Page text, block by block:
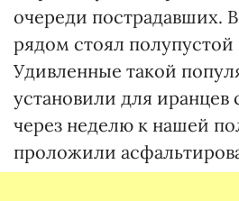
очереди пострадавших.
рядом стоял
Удивленные такой
установили для
через неделю к нашей
проложили